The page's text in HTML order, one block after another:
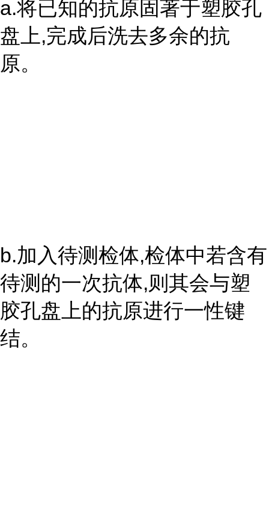
a.将已知的抗原固著于塑胶孔
盘上,完成后洗去多余的抗
原。
b.加入待测检体,检体中若含有
待测的一次抗体,则其会与塑
胶孔盘上的抗原进行一性键
结。